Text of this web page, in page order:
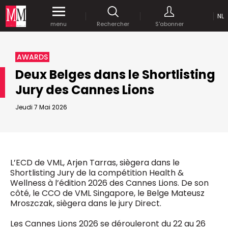
menu Rechercher S'abonner
NL
AWARDS
Deux Belges dans le Shortlisting
Jury des Cannes Lions
Jeudi 7 Mai 2026
L’ECD de VML, Arjen Tarras, siègera dans le
Shortlisting Jury de la compétition Health &
Wellness à l’édition 2026 des Cannes Lions. De son
côté, le CCO de VML Singapore, le Belge Mateusz
Mroszczak, siègera dans le jury Direct.
Les Cannes Lions 2026 se dérouleront du 22 au 26
RECHERCHER
ENVOYER VOTRE MOT DE PASSE
MEDIA MARKETING
Mix Brussels - Boulevard du Souverain 25 boite 5
1170 Bruxelles - Belgique
E-mail :info@mm.be
Managing Director
Jean-Vianney Philippe
0471 92 01 98
jeanvianney@mm.be
selim@mm.be
Utilisez les guillemets("") pour effectuer une
recherche sur les termes exacts (dans le même
ordre et à la suite).
Utilisez lesigne +pour effectuer une recherche
sur les textes comprenants l'ensemble des
dans le texte).
Accédezgratuitementà tout notre
Abonnement d’entreprise